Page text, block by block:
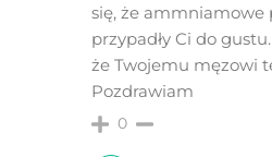
się, że ammniamowe
przypadły Ci do
że Twojemu męzowi
Pozdrawiam
0